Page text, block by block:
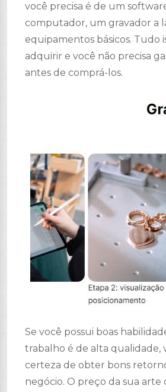
você precisa é de um
computador, um gravador a
equipamentos básicos. Tudo
adquirir e você não precisa
antes de comprá-los.
Se você possui boas
trabalho é de alta qualidade,
certeza de obter bons
negócio. O preço da sua